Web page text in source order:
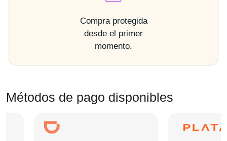
Compra protegida
desde el primer
momento.
Métodos de pago disponibles